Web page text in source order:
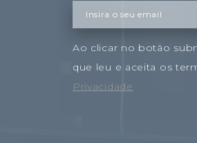
Insira o seu email
Ao clicar no botão
que leu e aceita os
Privacidade